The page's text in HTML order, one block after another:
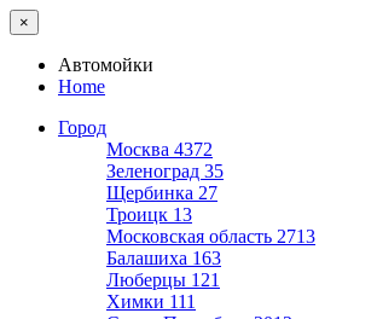
×
Автомойки
Home
Город
Москва 4372
Зеленоград 35
Щербинка 27
Троицк 13
Московская область 2713
Балашиха 163
Люберцы 121
Химки 111